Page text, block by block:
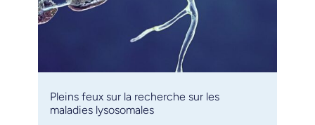
Pleins feux sur la recherche sur les
maladies lysosomales